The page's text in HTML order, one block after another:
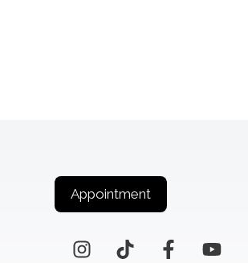
Appointment